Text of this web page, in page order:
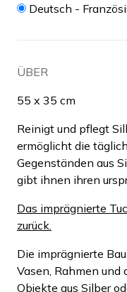
Deutsch -
ÜBER
55 x 35 cm
Reinigt und pflegt
ermöglicht die
Gegenständen aus
gibt ihnen ihren
Das imprägnierte
zurück.
Die imprägnierte
Vasen, Rahmen und
Objekte aus Silber